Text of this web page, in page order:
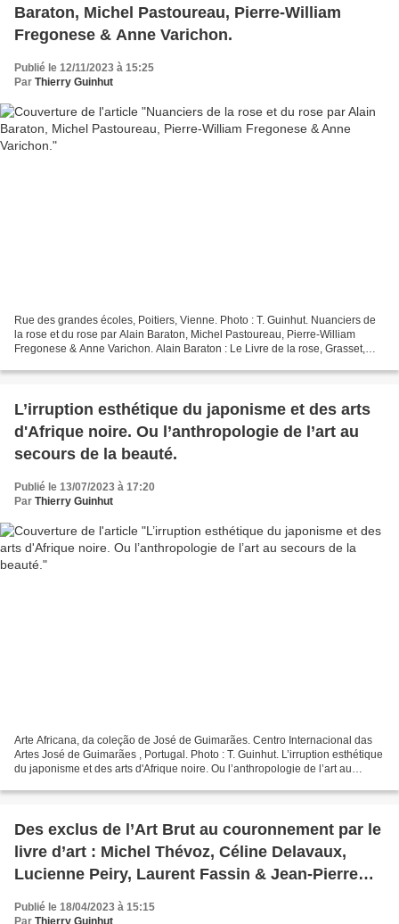
Baraton, Michel Pastoureau, Pierre-William
Fregonese & Anne Varichon.
Publié le 12/11/2023 à 15:25
Par Thierry Guinhut
Rue des grandes écoles, Poitiers, Vienne. Photo : T. Guinhut. Nuanciers de
la rose et du rose par Alain Baraton, Michel Pastoureau, Pierre-William
Fregonese & Anne Varichon. Alain Baraton : Le Livre de la rose, Grasset,
L’irruption esthétique du japonisme et des arts
d'Afrique noire. Ou l’anthropologie de l’art au
secours de la beauté.
Publié le 13/07/2023 à 17:20
Par Thierry Guinhut
Arte Africana, da coleção de José de Guimarães. Centro Internacional das
Artes José de Guimarães , Portugal. Photo : T. Guinhut. L’irruption esthétique
du japonisme et des arts d'Afrique noire. Ou l’anthropologie de l’art au
Des exclus de l’Art Brut au couronnement par le
livre d’art : Michel Thévoz, Céline Delavaux,
Lucienne Peiry, Laurent Fassin & Jean-Pierre
Publié le 18/04/2023 à 15:15
Par Thierry Guinhut